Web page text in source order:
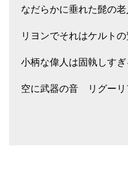
なだらかに垂れた髭の
リヨンでそれはケルト
小柄な偉人は固執しすぎ
空に武器の音 リグーリ